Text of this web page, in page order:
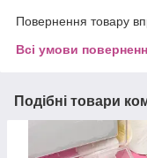
Повернення товару
Всі умови
Подібні товари